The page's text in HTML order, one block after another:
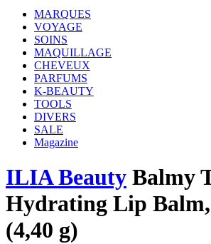
MARQUES
VOYAGE
SOINS
MAQUILLAGE
CHEVEUX
PARFUMS
K-BEAUTY
TOOLS
DIVERS
SALE
Magazine
ILIA Beauty Balmy
Hydrating Lip
(4,40 g)